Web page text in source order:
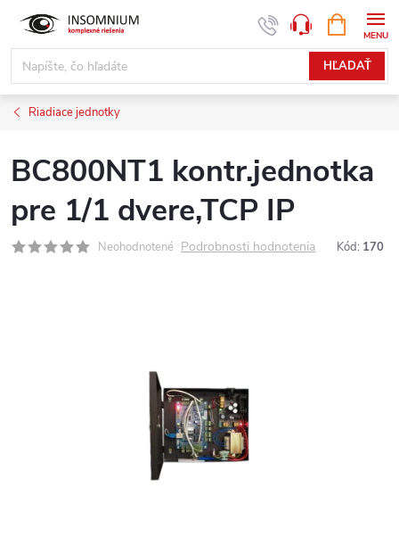
obsah
HĽADAŤ
KOŠÍK
Riadiace jednotky
BC800NT1 kontr.jednotka
pre 1/1 dvere,TCP IP
Neohodnotené Podrobnosti hodnotenia Kód: 170
www.insomnium.sk - Chat